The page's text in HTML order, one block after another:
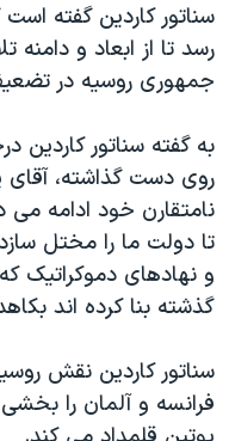
سناتور کاردین گفته
رسد تا از ابعاد و دامنه
جمهوری روسیه در
به گفته سناتور کاردین
روی دست گذاشته، آقای
نامتقارن خود ادامه
تا دولت ما را مختل
گذشته بنا کرده اند
سناتور کاردین نقش
فرانسه و آلمان را بخشی